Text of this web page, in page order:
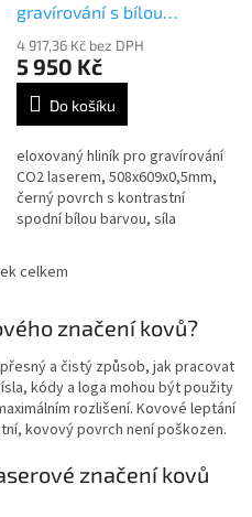
gravírování s bílou
texturou 77795
4 917,36 Kč bez DPH
5 950 Kč
Do košíku
eloxovaný hliník pro gravírování
CO2 laserem, 508x609x0,5mm,
černý povrch s kontrastní
spodní bílou barvou, síla
O
l
á
d
a
c
í
r
v
celkem
značení kovů?
a čistý způsob, jak pracovat
kódy a loga mohou být použity
rozlišení. Kovové leptání
kovovýpovrch není poškozen.
značení kovů